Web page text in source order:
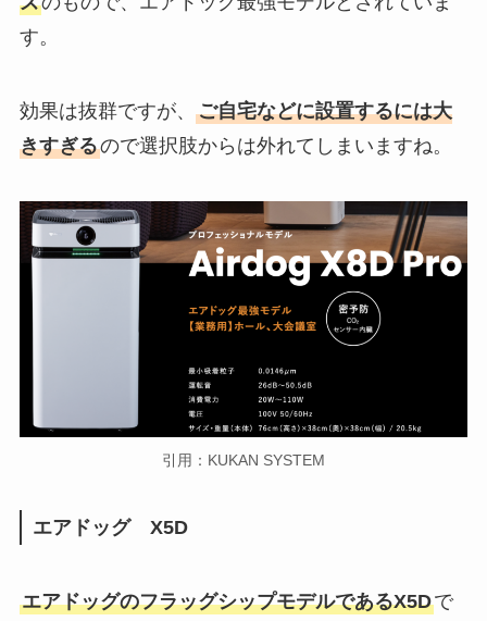
す。
効果は抜群ですが、 ご自宅などに設置するには大
きすぎるので選択肢からは外れてしまいますね。
引用：KUKAN SYSTEM
エアドッグ X5D
エアドッグのフラッグシップモデルであるX5Dで